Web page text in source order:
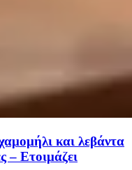
και λεβάντα
– Ετοιμάζει